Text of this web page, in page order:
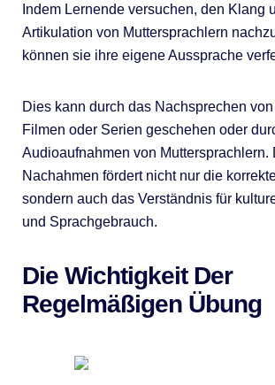
Indem Lernende versuchen, den Klang
Artikulation von Muttersprachlern
können sie ihre eigene Aussprache
Dies kann durch das Nachsprechen
Filmen oder Serien geschehen oder
Audioaufnahmen von Muttersprachlern.
Nachahmen fördert nicht nur die
sondern auch das Verständnis für
und Sprachgebrauch.
Die Wichtigkeit Der
Regelmäßigen Übung